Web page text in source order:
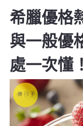
希臘優格
與一般優
處一次懂！